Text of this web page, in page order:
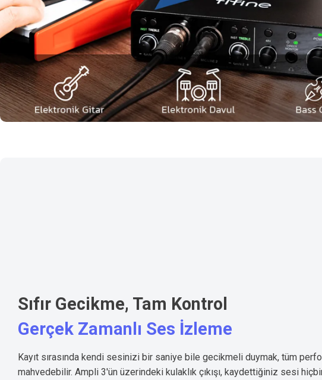
Sıfır Gecikme, Tam Kontrol
Gerçek Zamanlı Ses İzleme
Kayıt sırasında kendi sesinizi bir saniye bile gecikmeli duymak, tüm
mahvedebilir. Ampli 3'ün üzerindeki kulaklık çıkışı, kaydettiğiniz sesi